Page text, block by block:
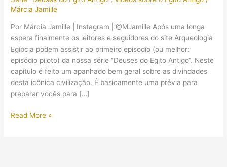
Márcia Jamille
Por Márcia Jamille | Instagram | @MJamille Após uma longa
espera finalmente os leitores e seguidores do site Arqueologia
Egípcia podem assistir ao primeiro episodio (ou melhor:
episódio piloto) da nossa série “Deuses do Egito Antigo“. Neste
capítulo é feito um apanhado bem geral sobre as divindades
desta icônica civilização. É basicamente uma prévia para
preparar vocês para […]
Os
Read More »